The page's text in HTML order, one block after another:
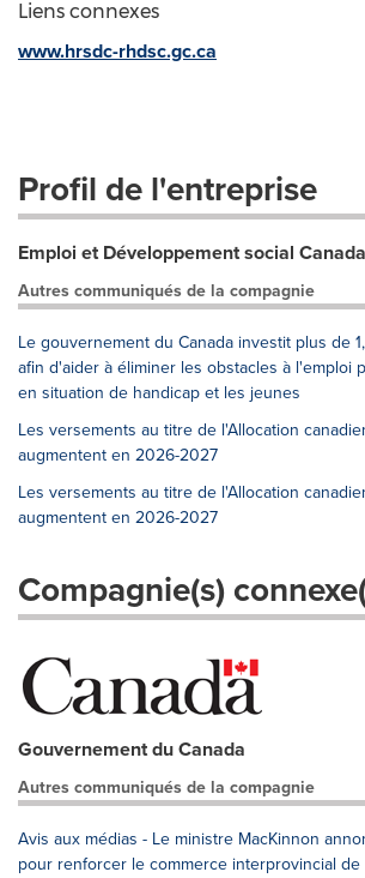
Liens connexes
www.hrsdc-rhdsc.gc.ca
Profil de l'entreprise
Emploi et Développement social Canada
Autres communiqués de la compagnie
Le gouvernement du Canada investit plus de
afin d'aider à éliminer les obstacles à l'emploi
en situation de handicap et les jeunes
Les versements au titre de l'Allocation
augmentent en 2026-2027
Les versements au titre de l'Allocation
augmentent en 2026-2027
Compagnie(s)
Gouvernement du Canada
Autres communiqués de la compagnie
Avis aux médias - Le ministre MacKinnon
pour renforcer le commerce interprovincial de